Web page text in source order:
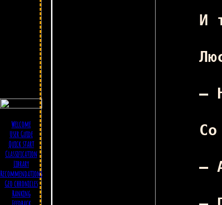
И
—
—
Welcome
User Guide
Quick start
Classification
Library
Recommendations
Geo chronicles
Ranking